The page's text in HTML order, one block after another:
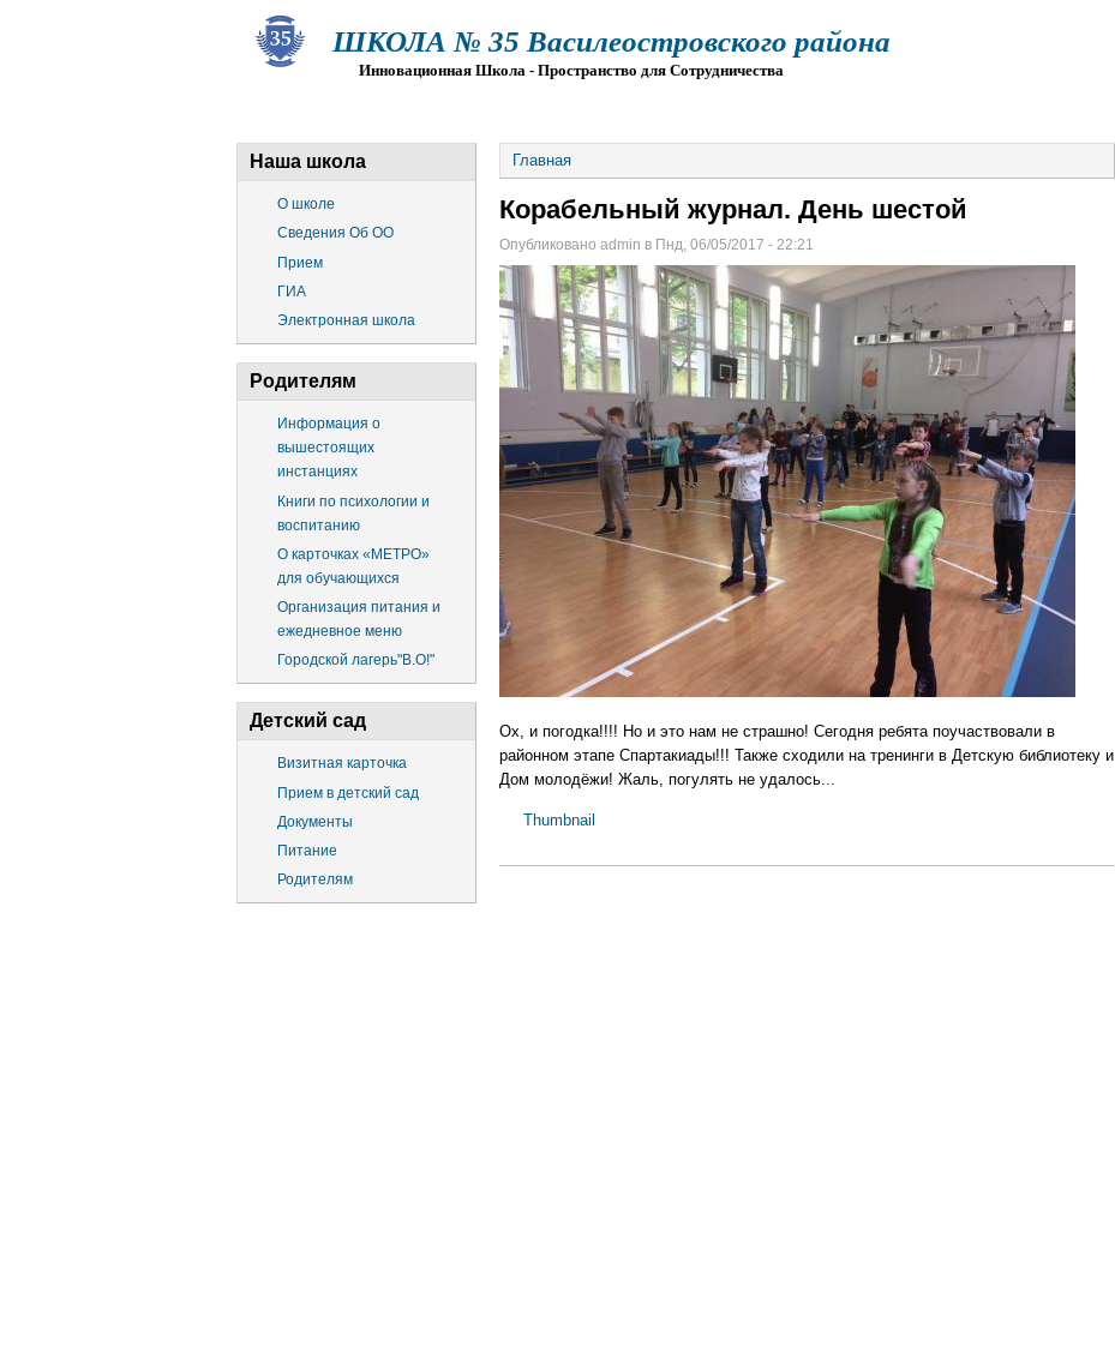
ШКОЛА № 35 Василеостровского района
Инновационная Школа - Пространство для Сотрудничества
Наша школа
О школе
Сведения Об ОО
Прием
ГИА
Электронная школа
Родителям
Информация о
вышестоящих
инстанциях
Книги по психологии и
воспитанию
О карточках «МЕТРО»
для обучающихся
Организация питания и
ежедневное меню
Городской лагерь"В.О!"
Детский сад
Визитная карточка
Прием в детский сад
Документы
Питание
Родителям
Главная
Корабельный журнал. День шестой
Опубликовано admin в Пнд, 06/05/2017 - 22:21
Ох, и погодка!!!! Но и это нам не страшно! Сегодня ребята поучаствовали в
районном этапе Спартакиады!!! Также сходили на тренинги в Детскую библиотеку и
Дом молодёжи! Жаль, погулять не удалось...
Thumbnail